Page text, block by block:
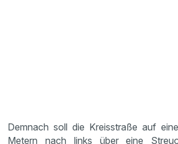
Demnach soll die Kreisstraße auf
Metern nach links über eine